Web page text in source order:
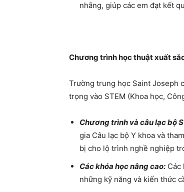
nhãng, giúp các em đạt kết
Chương trình học thuật xuất
Trường trung học Saint Joseph
trọng vào STEM (Khoa học,
Chương trình và câu lạc bộ
gia Câu lạc bộ Y khoa và
bị cho lộ trình nghề nghiệp
Các khóa học nâng cao: Các
những kỹ năng và kiến ​​thức